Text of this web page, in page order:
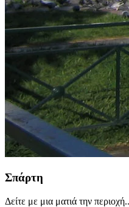
Σπάρτη
Δείτε με μια ματιά την